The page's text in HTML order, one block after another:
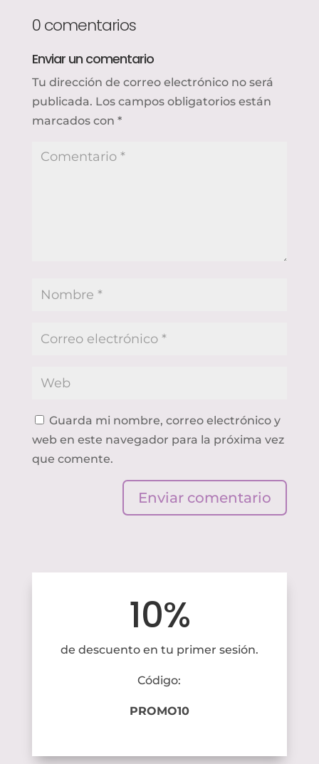
0 comentarios
Enviar un comentario
Tu dirección de correo electrónico no será
publicada. Los campos obligatorios están
marcados con *
Guarda mi nombre, correo electrónico y
web en este navegador para la próxima vez
que comente.
Enviar comentario
10%
de descuento en tu primer sesión.
Código:
PROMO10